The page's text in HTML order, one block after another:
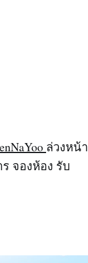
ล่วงหน้า
จองห้อง รับ